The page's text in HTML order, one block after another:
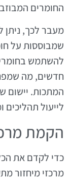
החומרים
מעבר לכך, ניתן
שמבוססות על
להשתמש
חדשים, מה
המתכות. יישום
לייעול
הקמת
כדי לקדם את
מרכזי מיחזור